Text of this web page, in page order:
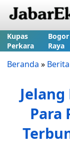
Kupas
Perkara
Bogor
Raya
Beranda » Berita
Para